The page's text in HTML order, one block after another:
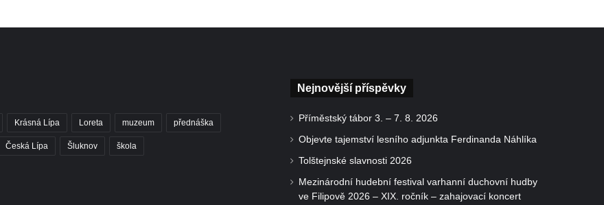
Krásná Lípa Loreta muzeum přednáška
Česká Lípa Šluknov škola
Nejnovější příspěvky
Příměstský tábor 3. – 7. 8. 2026
Objevte tajemství lesního adjunkta Ferdinanda Náhlíka
Tolštejnské slavnosti 2026
Mezinárodní hudební festival varhanní duchovní hudby
ve Filipově 2026 – XIX. ročník – zahajovací koncert